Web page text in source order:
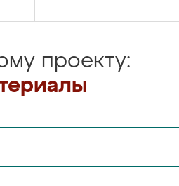
проекту: